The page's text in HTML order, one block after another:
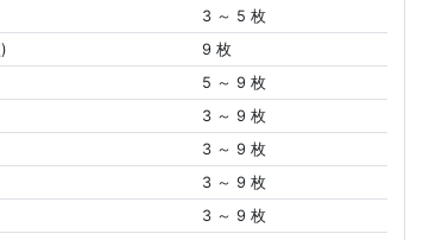
3 ～ 5 枚
9 枚
5 ～ 9 枚
3 ～ 9 枚
3 ～ 9 枚
3 ～ 9 枚
3 ～ 9 枚